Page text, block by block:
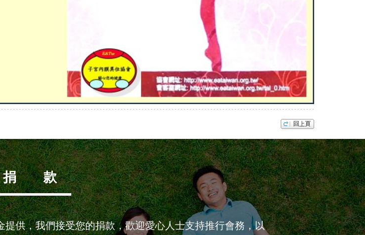
捐 款
供，我們接受您的捐款，歡迎愛心人士支持推行會務，以